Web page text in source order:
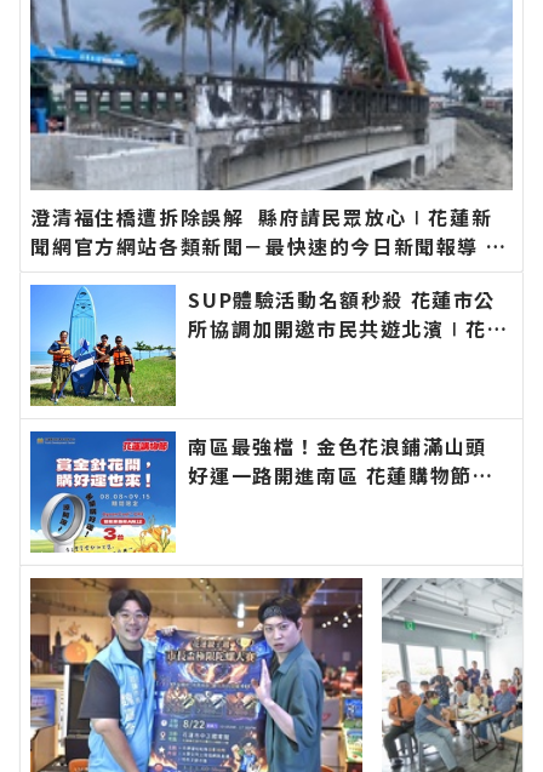
澄清福住橋遭拆除誤解 縣府請民眾放心∣花蓮新
聞網官方網站各類新聞－最快速的今日新聞報導 最
新的在地資訊！
SUP體驗活動名額秒殺 花蓮市公
所協調加開邀市民共遊北濱∣花蓮
訊！
南區最強檔！金色花浪鋪滿山頭
好運一路開進南區 花蓮購物節攜
新聞－最快速的今日新聞報導 最
新的在地資訊！